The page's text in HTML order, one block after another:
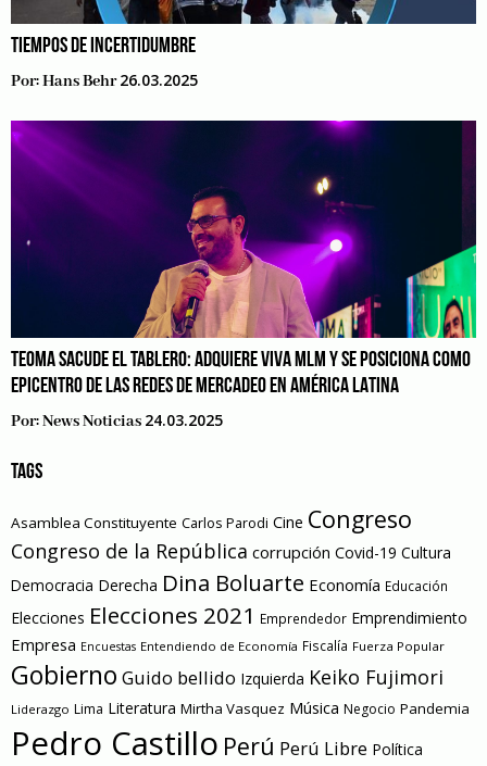
TIEMPOS DE INCERTIDUMBRE
Por:Hans Behr 26.03.2025
TEOMA SACUDE EL TABLERO: ADQUIERE VIVA MLM Y SE POSICIONA COMO
EPICENTRO DE LAS REDES DE MERCADEO EN AMÉRICA LATINA
Por:News Noticias 24.03.2025
TAGS
Asamblea Constituyente Carlos Parodi Cine Congreso
Congreso de la República corrupción Covid-19 Cultura
Democracia Derecha Dina Boluarte Economía Educación
Elecciones Elecciones 2021 Emprendedor Emprendimiento
Empresa Encuestas Entendiendo de Economía Fiscalía Fuerza Popular
Gobierno Guido bellido Izquierda Keiko Fujimori
Liderazgo Lima Literatura Mirtha Vasquez Música Negocio Pandemia
Pedro Castillo Perú Perú Libre Política